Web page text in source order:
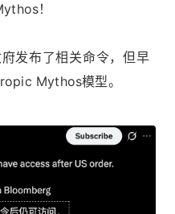
！
发布了相关命令，但早
Mythos模型。